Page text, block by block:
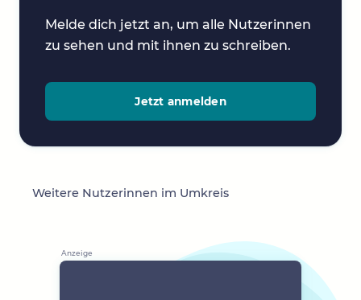
Melde dich jetzt an, um alle Nutzerinnen
zu sehen und mit ihnen zu schreiben.
Jetzt anmelden
Weitere Nutzerinnen im Umkreis